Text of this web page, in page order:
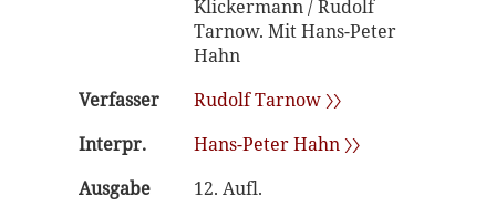
Klickermann / Rudolf
Tarnow. Mit Hans-Peter
Hahn
Verfasser
Rudolf Tarnow 〉〉
Interpr.
Hans-Peter Hahn 〉〉
Ausgabe
12. Aufl.